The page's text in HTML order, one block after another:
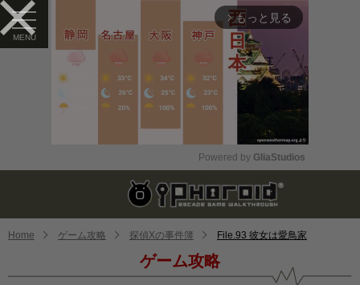
arrow_forward_ios もっと見る
Mute
Powered by GliaStudios
Home ゲーム攻略 探偵Xの事件簿 File.93 彼女は愛鳥家
ゲーム攻略